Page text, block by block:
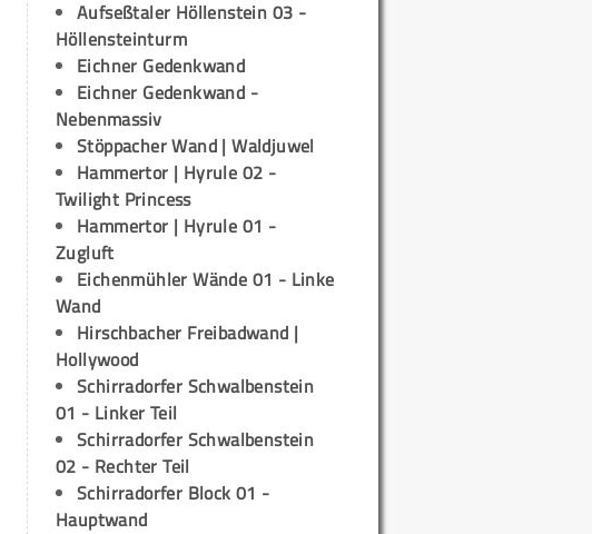
Aufseßtaler Höllenstein 03 -
Höllensteinturm
Eichner Gedenkwand
Eichner Gedenkwand -
Nebenmassiv
Stöppacher Wand | Waldjuwel
Hammertor | Hyrule 02 -
Twilight Princess
Hammertor | Hyrule 01 -
Zugluft
Eichenmühler Wände 01 - Linke
Wand
Hirschbacher Freibadwand |
Hollywood
Schirradorfer Schwalbenstein
01 - Linker Teil
Schirradorfer Schwalbenstein
02 - Rechter Teil
Schirradorfer Block 01 -
Hauptwand